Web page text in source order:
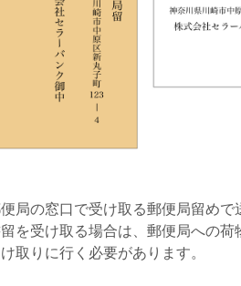
局の窓口で受け取る郵便局留め
を受け取る場合は、郵便局への
取りに行く必要があります。